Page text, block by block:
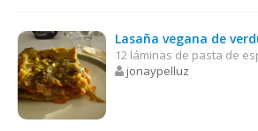
Lasaña vegana de
12 láminas de pasta de
jonaypelluz